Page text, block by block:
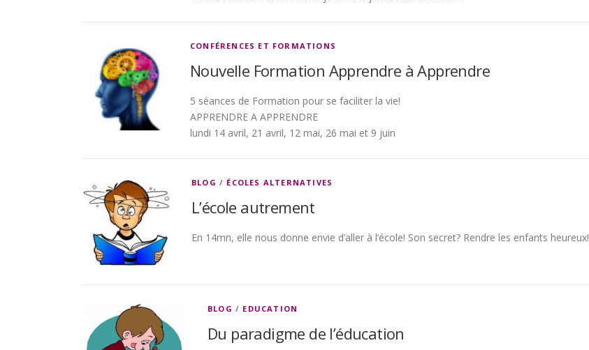
CONFÉRENCES ET FORMATIONS
Nouvelle Formation Apprendre à Apprendre
5 séances de Formation pour se faciliter la vie!
APPRENDRE A APPRENDRE
lundi 14 avril, 21 avril, 12 mai, 26 mai et 9 juin
BLOG / ÉCOLES ALTERNATIVES
L’école autrement
En 14mn, elle nous donne envie d’aller à l’école! Son secret? Rendre les enfants heureux!
BLOG / EDUCATION
Du paradigme de l’éducation